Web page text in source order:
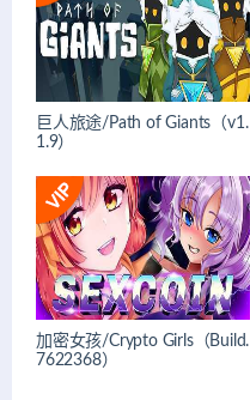
巨人旅途/Path of Giants（v1.
1.9）
加密女孩/Crypto Girls（Build.
7622368）